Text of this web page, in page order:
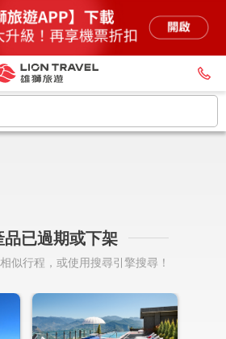
品已過期或下架
似行程，或使用搜尋引擎搜尋！